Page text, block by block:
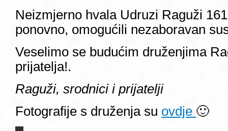
Neizmjerno hvala Udruzi Raguži
ponovno, omogućili nezaboravan
Veselimo se budućim druženjima
prijatelja!.
Raguži, srodnici i prijatelji
Fotografije s druženja su ovdje 🙂